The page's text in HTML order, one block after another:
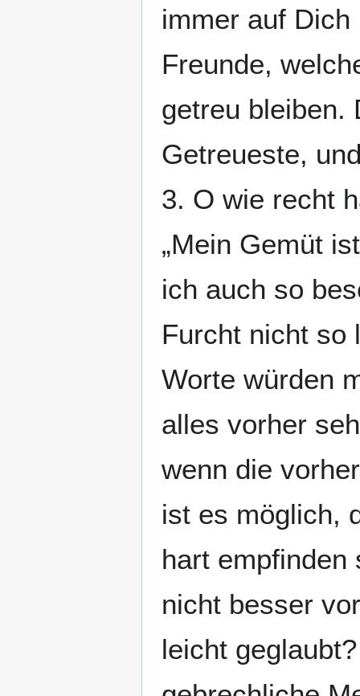
immer auf
Freunde,
getreu bleiben.
Getreueste,
3. O wie recht
„Mein Gemüt
ich auch so
Furcht nicht so
Worte würden
alles vorher
wenn die
ist es möglich,
hart empfinden
nicht besser
leicht